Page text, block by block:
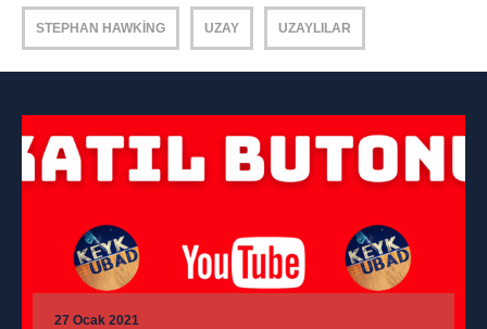
STEPHAN HAWKING UZAY UZAYLILAR
27 Ocak 2021